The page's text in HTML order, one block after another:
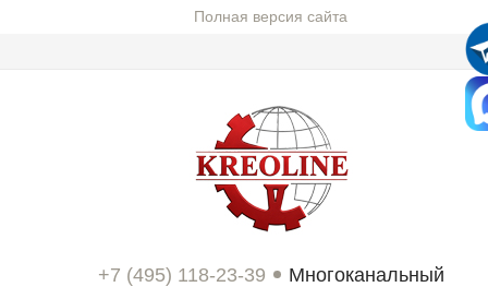
Полная версия сайта
+7 (495) 118-23-39 Многоканальный